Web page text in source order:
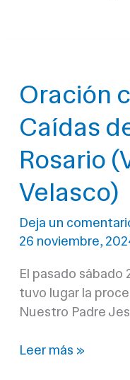
Oración
Caídas
Rosario
Velasco)
Deja un
26 noviembre,
El pasado sábado
tuvo lugar la
Nuestro Padre
Oración
Leer más »